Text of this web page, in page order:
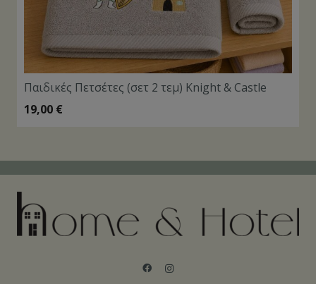
Παιδικές Πετσέτες (σετ 2 τεμ) Knight & Castle
19,00 €